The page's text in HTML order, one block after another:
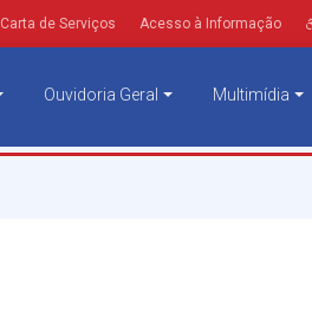
Carta de Serviços Acesso à Informação
Ouvidoria Geral Multimídia